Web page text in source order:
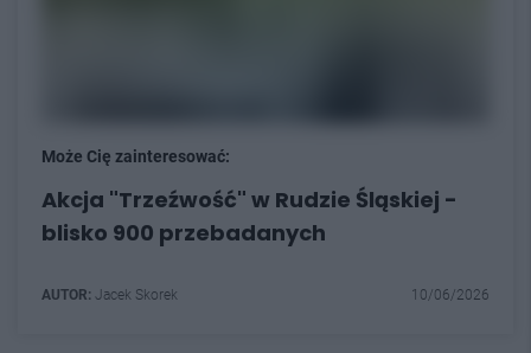
Może Cię zainteresować:
Akcja "Trzeźwość" w Rudzie Śląskiej -
blisko 900 przebadanych
AUTOR: Jacek Skorek 10/06/2026